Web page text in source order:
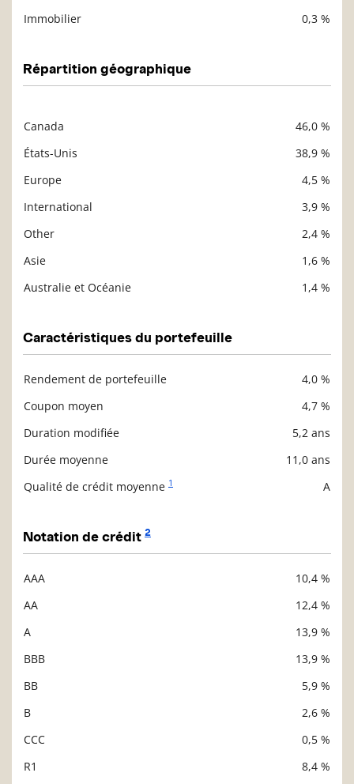
Immobilier
0,3 %
Répartition géographique
Canada
46,0 %
États-Unis
38,9 %
Europe
4,5 %
International
3,9 %
Other
2,4 %
Asie
1,6 %
Australie et Océanie
1,4 %
Caractéristiques du portefeuille
Rendement de portefeuille
4,0 %
Coupon moyen
4,7 %
Duration modifiée
5,2 ans
Durée moyenne
11,0 ans
Qualité de crédit moyenne 1 A
Notation de crédit 2
AAA
10,4 %
AA
12,4 %
A
13,9 %
BBB
13,9 %
BB
5,9 %
B
2,6 %
CCC
0,5 %
R1
8,4 %